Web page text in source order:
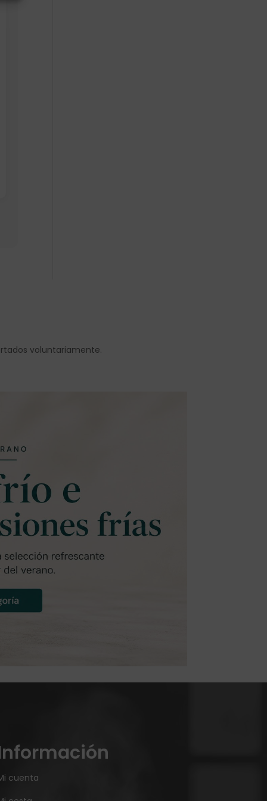
voluntariamente.
cuenta